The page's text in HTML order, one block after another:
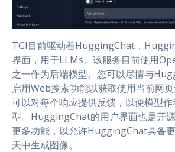
TGI目前驱动着HuggingChat，
界面，用于LLMs。该服务目前使用
之一作为后端模型。您可以尽情与
启用Web搜索功能以获取使用当前网
可以对每个响应提供反馈，以便模型
型。HuggingChat的用户界面也是开
更多功能，以允许HuggingChat具备
天中生成图像。